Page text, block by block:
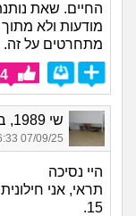
החיים. שאת
מודעות ולא
מתחרטים על זה.
שי 1989, בת 36
07/09/25 16:33
היי נסיכה
תראי, אני
15.